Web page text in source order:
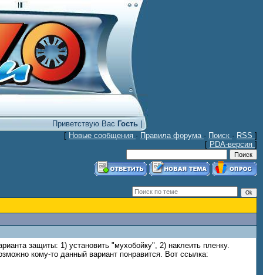
Приветствую Вас Гость|
[ Новые сообщения · Правила форума · Поиск · RSS ]
[ PDA-версия ]
защиты: 1) установить "мухобойку", 2) наклеить пленку.
кому-то данный вариант понравится. Вот ссылка: